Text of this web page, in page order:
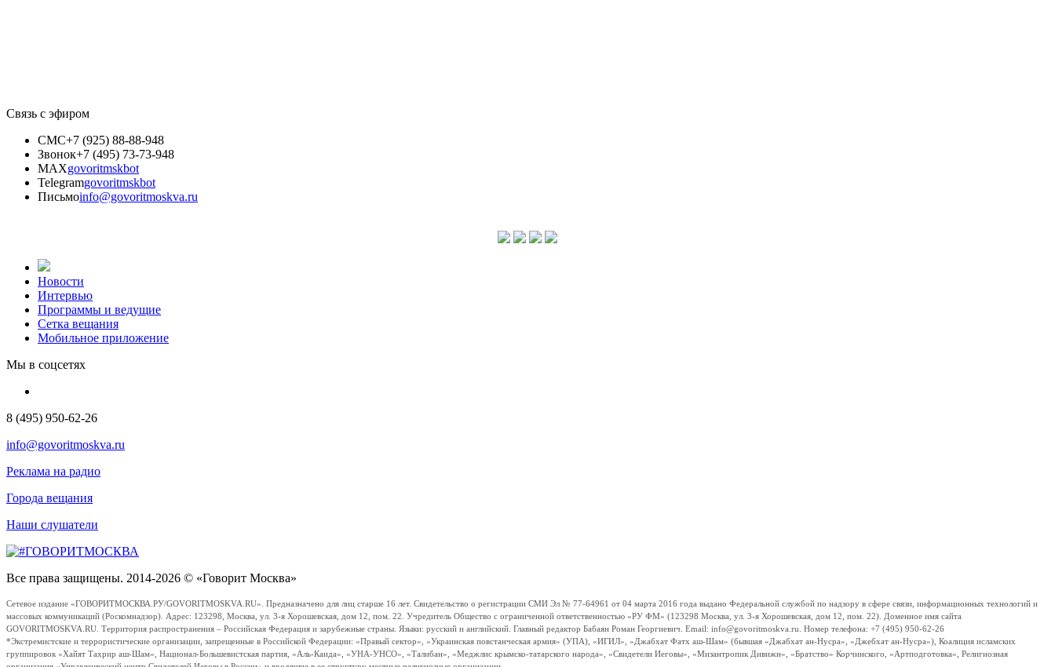
Связь с эфиром
СМС+7 (925) 88-88-948
Звонок+7 (495) 73-73-948
MAXgovoritmskbot
Telegramgovoritmskbot
Письмоinfo@govoritmoskva.ru
Новости
Интервью
Программы и ведущие
Сетка вещания
Мобильное приложение
Мы в соцсетях
8 (495) 950-62-26
info@govoritmoskva.ru
Реклама на радио
Города вещания
Наши слушатели
Все права защищены. 2014-2026 © «Говорит Москва»
Сетевое издание «ГОВОРИТМОСКВА.РУ/GOVORITMOSKVA.RU». Предназначено для лиц старше 16 лет. Свидетельство о регистрации СМИ Эл № 77-64961 от 04 марта 2016 года выдано Федеральной службой по надзору в сфере связи, информационных технологий и
массовых коммуникаций (Роскомнадзор). Адрес: 123298, Москва, ул. 3-я Хорошевская, дом 12, пом. 22. Учредитель Общество с ограниченной ответственностью «РУ ФМ» (123298 Москва, ул. 3-я Хорошевская, дом 12, пом. 22). Доменное имя сайта
GOVORITMOSKVA.RU. Территория распространения – Российская Федерация и зарубежные страны. Языки: русский и английский. Главный редактор Бабаян Роман Георгиевич. Email: info@govoritmoskva.ru. Номер телефона: +7 (495) 950-62-26
*Экстремистские и террористические организации, запрещенные в Российской Федерации: «Правый сектор», «Украинская повстанческая армия» (УПА), «ИГИЛ», «Джабхат Фатх аш-Шам» (бывшая «Джабхат ан-Нусра», «Джебхат ан-Нусра»), Коалиция исламских
группировок «Хайят Тахрир аш-Шам», Национал-Большевистская партия, «Аль-Каида», «УНА-УНСО», «Талибан», «Меджлис крымско-татарского народа», «Свидетели Иеговы», «Мизантропик Дивижн», «Братство» Корчинского, «Артподготовка», Религиозная